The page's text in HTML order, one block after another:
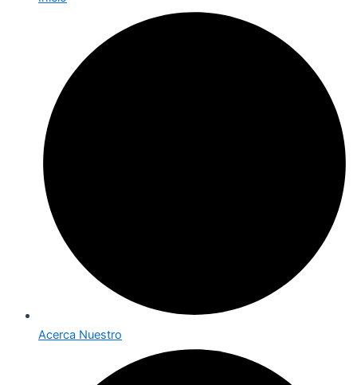
Acerca Nuestro